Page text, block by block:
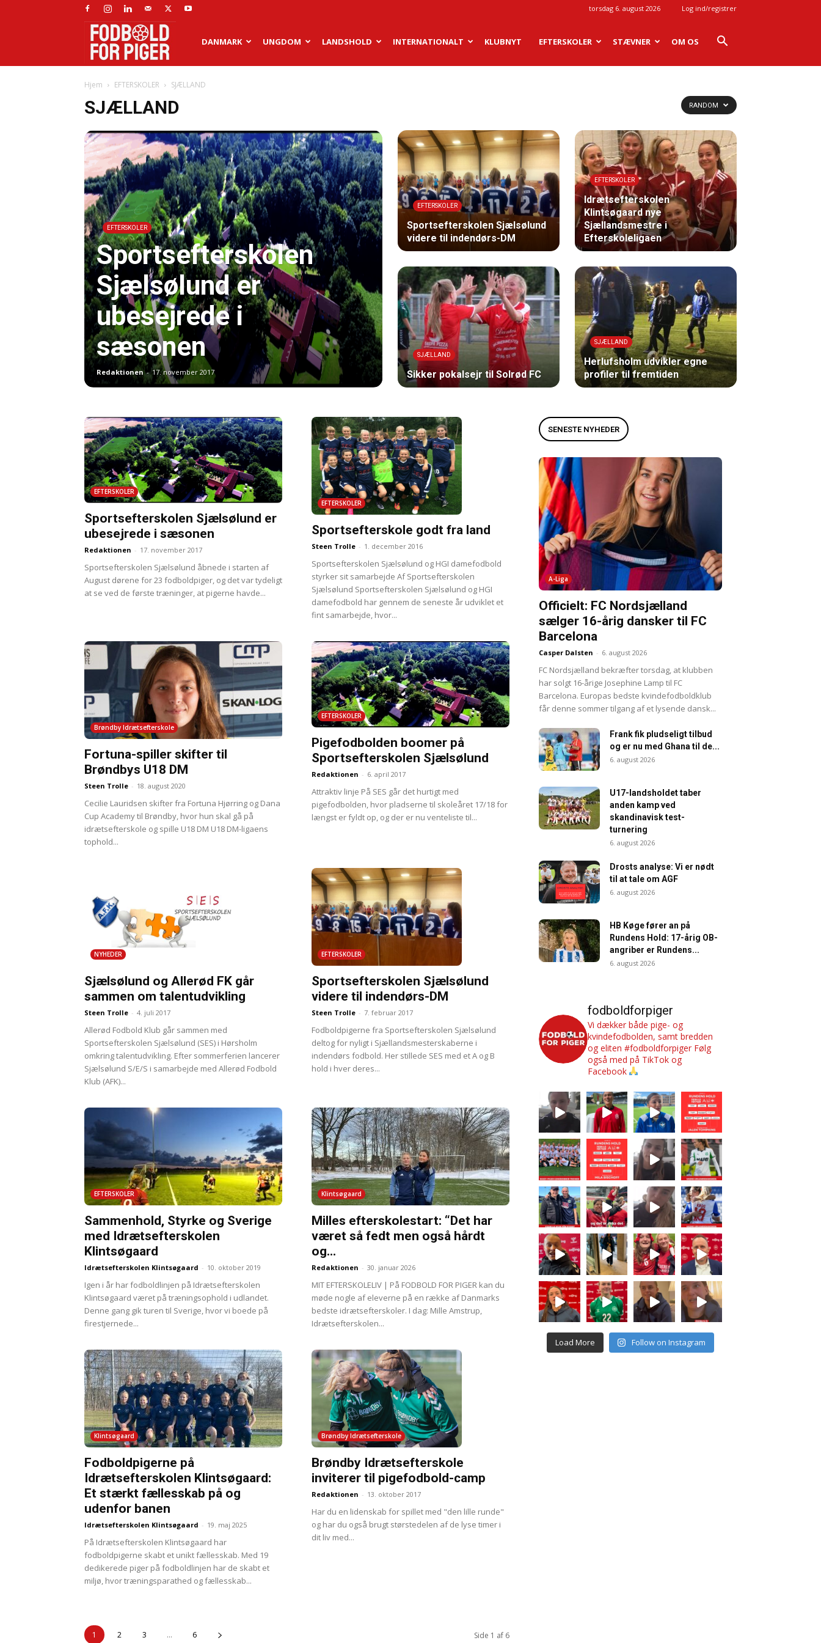
torsdag 6. august 2026 Log ind/registrer
Fodbold
for
piger
DANMARK UNGDOM LANDSHOLD INTERNATIONALT KLUBNYT EFTERSKOLER STÆVNER OM OS
Hjem EFTERSKOLER SJÆLLAND
SJÆLLAND RANDOM
EFTERSKOLER
Sportsefterskolen
Sjælsølund er
ubesejrede i
sæsonen
Redaktionen - 17. november 2017
EFTERSKOLER
Sportsefterskolen Sjælsølund
videre til indendørs-DM
EFTERSKOLER
Idrætsefterskolen
Klintsøgaard nye
Sjællandsmestre i
Efterskoleligaen
SJÆLLAND
Sikker pokalsejr til Solrød FC
SJÆLLAND
Herlufsholm udvikler egne
profiler til fremtiden
EFTERSKOLER
Sportsefterskolen Sjælsølund er
ubesejrede i sæsonen
Redaktionen - 17. november 2017
Sportsefterskolen Sjælsølund åbnede i starten af
August dørene for 23 fodboldpiger, og det var tydeligt
at se ved de første træninger, at pigerne havde...
EFTERSKOLER
Sportsefterskole godt fra land
Steen Trolle - 1. december 2016
Sportsefterskolen Sjælsølund og HGI damefodbold
styrker sit samarbejde Af Sportsefterskolen
Sjælsølund Sportsefterskolen Sjælsølund og HGI
damefodbold har gennem de seneste år udviklet et
fint samarbejde, hvor...
Brøndby Idrætsefterskole
Fortuna-spiller skifter til
Brøndbys U18 DM
Steen Trolle - 18. august 2020
Cecilie Lauridsen skifter fra Fortuna Hjørring og Dana
Cup Academy til Brøndby, hvor hun skal gå på
idrætsefterskole og spille U18 DM U18 DM-ligaens
tophold...
EFTERSKOLER
Pigefodbolden boomer på
Sportsefterskolen Sjælsølund
Redaktionen - 6. april 2017
Attraktiv linje På SES går det hurtigt med
pigefodbolden, hvor pladserne til skoleåret 17/18 for
længst er fyldt op, og der er nu venteliste til...
NYHEDER
Sjælsølund og Allerød FK går
sammen om talentudvikling
Steen Trolle - 4. juli 2017
Allerød Fodbold Klub går sammen med
Sportsefterskolen Sjælsølund (SES) i Hørsholm
omkring talentudvikling. Efter sommerferien lancerer
Sjælsølund S/E/S i samarbejde med Allerød Fodbold
Klub (AFK)...
EFTERSKOLER
Sportsefterskolen Sjælsølund
videre til indendørs-DM
Steen Trolle - 7. februar 2017
Fodboldpigerne fra Sportsefterskolen Sjælsølund
deltog for nyligt i Sjællandsmesterskaberne i
indendørs fodbold. Her stillede SES med et A og B
hold i hver deres...
EFTERSKOLER
Sammenhold, Styrke og Sverige
med Idrætsefterskolen
Klintsøgaard
Idrætsefterskolen Klintsøgaard - 10. oktober 2019
Igen i år har fodboldlinjen på Idrætsefterskolen
Klintsøgaard været på træningsophold i udlandet.
Denne gang gik turen til Sverige, hvor vi boede på
firestjernede...
Klintsøgaard
Milles efterskolestart: “Det har
været så fedt men også hårdt
og...
Redaktionen - 30. januar 2026
MIT EFTERSKOLELIV | På FODBOLD FOR PIGER kan du
møde nogle af eleverne på en række af Danmarks
bedste idrætsefterskoler. I dag: Mille Amstrup,
Idrætsefterskolen...
Klintsøgaard
Fodboldpigerne på
Idrætsefterskolen Klintsøgaard:
Et stærkt fællesskab på og
udenfor banen
Idrætsefterskolen Klintsøgaard - 19. maj 2025
På Idrætsefterskolen Klintsøgaard har
fodboldpigerne skabt et unikt fællesskab. Med 19
dedikerede piger på fodboldlinjen har de skabt et
miljø, hvor træningsparathed og fællesskab...
Brøndby Idrætsefterskole
Brøndby Idrætsefterskole
inviterer til pigefodbold-camp
Redaktionen - 13. oktober 2017
Har du en lidenskab for spillet med "den lille runde"
og har du også brugt størstedelen af de lyse timer i
dit liv med...
1 2 3 ... 6 Side 1 af 6
SENESTE NYHEDER
A-Liga
Officielt: FC Nordsjælland
sælger 16-årig dansker til FC
Barcelona
Casper Dalsten - 6. august 2026
FC Nordsjælland bekræfter torsdag, at klubben
har solgt 16-årige Josephine Lamp til FC
Barcelona. Europas bedste kvindefodboldklub
får denne sommer tilgang af et lysende dansk...
Frank fik pludseligt tilbud
og er nu med Ghana til de...
6. august 2026
U17-landsholdet taber
anden kamp ved
skandinavisk test-
turnering
6. august 2026
Drosts analyse: Vi er nødt
til at tale om AGF
6. august 2026
HB Køge fører an på
Rundens Hold: 17-årig OB-
angriber er Rundens...
6. august 2026
fodboldforpiger
Vi dækker både pige- og
kvindefodbolden, samt bredden
og eliten #fodboldforpiger Følg
også med på TikTok og
Facebook
Load More Follow on Instagram